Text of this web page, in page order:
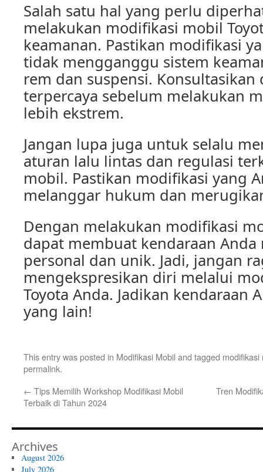
Salah satu hal yang perlu
melakukan modifikasi mobil
keamanan. Pastikan modifikasi
tidak mengganggu sistem
rem dan suspensi.
terpercaya sebelum melakukan
lebih ekstrem.
Jangan lupa juga untuk selalu
aturan lalu lintas dan regulasi
mobil. Pastikan modifikasi yang
melanggar hukum dan
Dengan melakukan modifikasi
dapat membuat kendaraan
personal dan unik. Jadi, jangan
mengekspresikan diri melalui
Toyota Anda. Jadikan kendaraan
yang lain!
This entry was posted in Modifikasi Mobil and tagged modifikasi
permalink.
← Tips Memilih Workshop Modifikasi Mobil
Terbaik di Tahun 2024
Tren
Archives
August 2026
July 2026